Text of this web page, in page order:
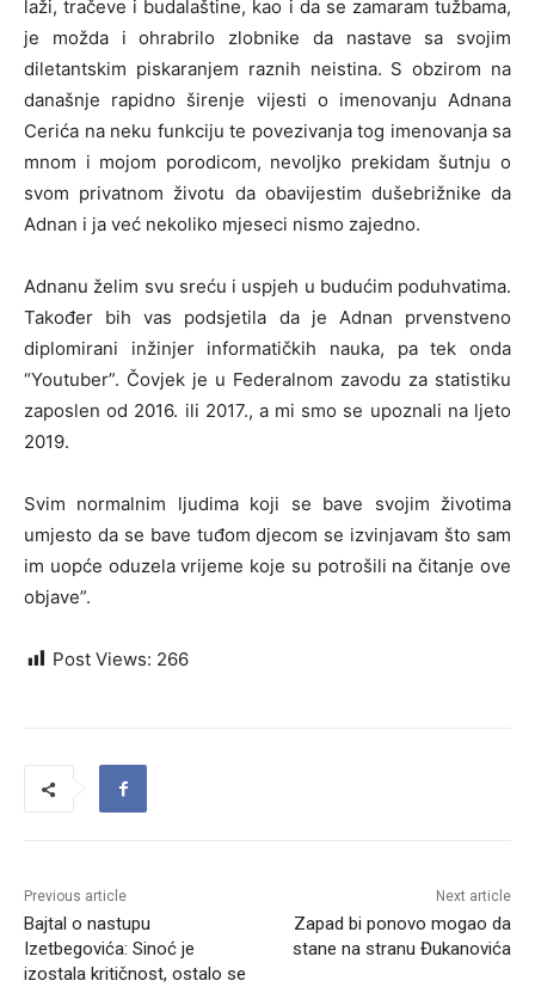
laži, tračeve i budalaštine, kao i da se zamaram tužbama,
je možda i ohrabrilo zlobnike da nastave sa svojim
diletantskim piskaranjem raznih neistina. S obzirom na
današnje rapidno širenje vijesti o imenovanju Adnana
Cerića na neku funkciju te povezivanja tog imenovanja sa
mnom i mojom porodicom, nevoljko prekidam šutnju o
svom privatnom životu da obavijestim dušebrižnike da
Adnan i ja već nekoliko mjeseci nismo zajedno.
Adnanu želim svu sreću i uspjeh u budućim poduhvatima.
Također bih vas podsjetila da je Adnan prvenstveno
diplomirani inžinjer informatičkih nauka, pa tek onda
“Youtuber”. Čovjek je u Federalnom zavodu za statistiku
zaposlen od 2016. ili 2017., a mi smo se upoznali na ljeto
2019.
Svim normalnim ljudima koji se bave svojim životima
umjesto da se bave tuđom djecom se izvinjavam što sam
im uopće oduzela vrijeme koje su potrošili na čitanje ove
objave”.
Post Views: 266
Previous article
Bajtal o nastupu
Izetbegovića: Sinoć je
izostala kritičnost, ostalo se
Next article
Zapad bi ponovo mogao da
stane na stranu Đukanovića